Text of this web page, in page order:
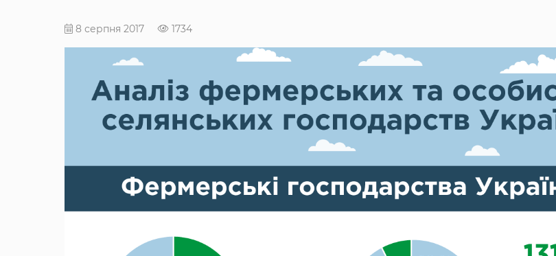
8 серпня 2017 1734